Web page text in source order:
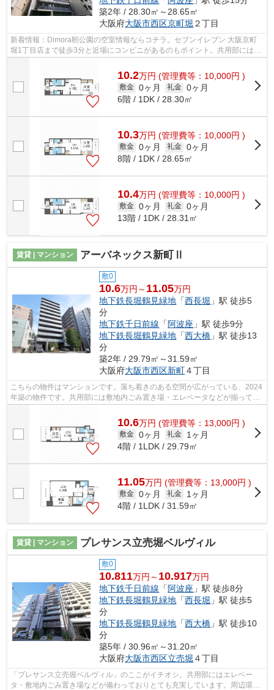
築2年 / 28.30㎡～28.65㎡
大阪府大阪市西区京町堀 ２丁目
新着情報：Dimora靭公園の空室情報ならコチラ。セブンイレブン 大阪京町
堀1丁目店まで徒歩3分と近場にコンビニがあるのもポイント。共用部には敷
10.2万円 (管理費等：10,000円 )
敷金 0ヶ月 礼金 0ヶ月
6階 / 1DK / 28.30㎡
10.3万円 (管理費等：10,000円 )
敷金 0ヶ月 礼金 0ヶ月
8階 / 1DK / 28.65㎡
10.4万円 (管理費等：10,000円 )
敷金 0ヶ月 礼金 0ヶ月
13階 / 1DK / 28.31㎡
賃貸 | マンション アーバネックス新町Ⅱ
敷0
10.6万円～ 11.05万円
地下鉄長堀鶴見緑地 「西長堀 」駅 徒歩5
分
地下鉄千日前線 「 阿波座 」駅 徒歩9分
地下鉄長堀鶴見緑地 「西大橋 」駅 徒歩13
分
築2年 / 29.79㎡～31.59㎡
大阪府大阪市西区新町４丁目
こちらの物件はマンションです。落ち着きのある空間が広がっている、2024
年築の物件です。共用部には敷地内ごみ置き場・エレベータなどが揃ってお
10.6万円 (管理費等：13,000円 )
敷金 0ヶ月 礼金
1ヶ月
4階 / 1LDK / 29.79㎡
11.05万円 (管理費等：13,000円 )
敷金 0ヶ月 礼金
1ヶ月
4階 / 1LDK / 31.59㎡
賃貸 | マンション プレサンス立売堀ベルヴィル
敷0
10.811万円～ 10.917万円
地下鉄千日前線 「 阿波座 」駅 徒歩8分
地下鉄長堀鶴見緑地 「西長堀 」駅 徒歩5
分
地下鉄長堀鶴見緑地 「西大橋 」駅 徒歩10
分
築5年 / 30.96㎡～31.20㎡
大阪府大阪市西区立売堀 ４丁目
「プレサンス立売堀ベルヴィル」のここがイチオシ。共用部にはエレベー
タ・敷地内ごみ置き場などが備わっておりとても充実しています。周辺環境